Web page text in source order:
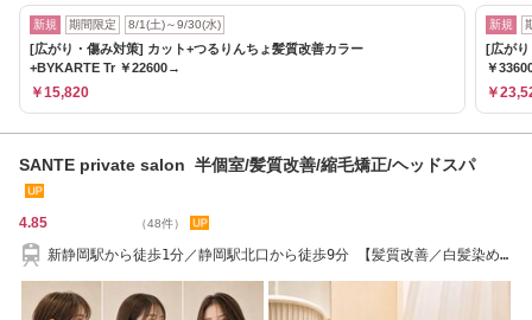
新規 期間限定 8/1(土)～9/30(水)
[広がり・傷み対策] カット+つるりんちょ髪質改善カラー
+BYKARTE Tr ￥22600→
￥15,820
新規
[広が
￥
￥
SANTE private salon 半個室/髪質改善/縮毛矯正/ヘッドスパ
4.85 （48件）
新静岡駅から徒歩1分／静岡駅北口から徒歩9分 【髪質改善／白髪染め